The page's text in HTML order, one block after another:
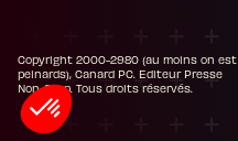
Copyright 2000-2980 (au moins on est
peinards), Canard PC. Editeur Presse
Non-Stop. Tous droits réservés.